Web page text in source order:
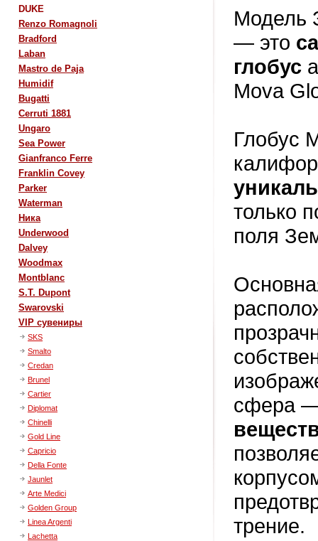
DUKE
Renzo Romagnoli
Bradford
Laban
Mastro de Paja
Humidif
Bugatti
Cerruti 1881
Ungaro
Sea Power
Gianfranco Ferre
Franklin Covey
Parker
Waterman
Ника
Underwood
Dalvey
Woodmax
Montblanc
S.T. Dupont
Swarovski
VIP сувениры
SKS
Smalto
Credan
Brunel
Cartier
Diplomat
Chinelli
Gold Line
Capricio
Della Fonte
Jaunlet
Arte Medici
Golden Group
Linea Argenti
Lachetta
Модель
— это
глобус
Mova
Глобус
только
поля
сфера
трение.